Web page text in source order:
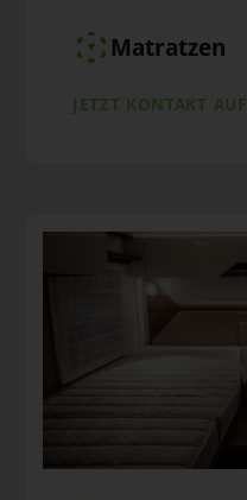
Matratzen
JETZT KONTAKT